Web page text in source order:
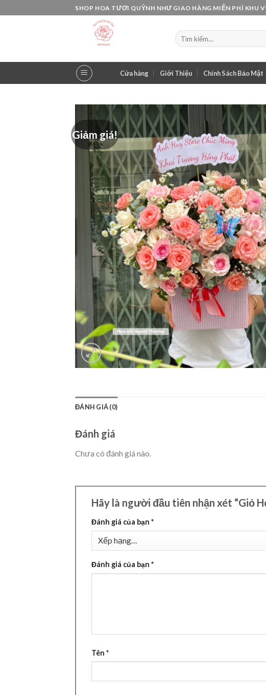
to
SHOP HOA TƯƠI QUỲNH NHƯ GIAO HÀNG MIỄN PHÍ KHU
Tìm
kiếm:
Cửa hàng Giới Thiệu Chính Sách Bảo Mật
Giảm giá!
ĐÁNH GIÁ (0)
Đánh giá
Chưa có đánh giá nào.
Hãy là người đầu tiên nhận xét “Giỏ
Đánh giá của bạn *
Đánh giá của bạn *
Tên *